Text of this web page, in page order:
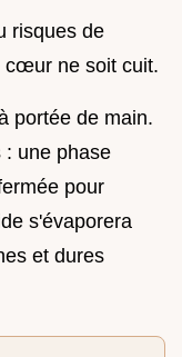
risques de
cœur ne soit cuit.
portée de main.
: une phase
pour
s'évaporera
et dures